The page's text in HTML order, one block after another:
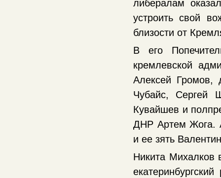
либералам
устроить свой
близости от
В его
кремлевской
Алексей Громов,
Чубайс, Сергей
Кувайшев и
ДНР Артем Жога.
и ее зять
Никита Михалков
екатеринбургский